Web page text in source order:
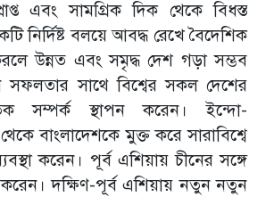
এবং সামগ্রিক দিক থেকে বিধস্ত
নির্দিষ্ট বলয়ে আবদ্ধ রেখে বৈদেশিক
উন্নত এবং সমৃদ্ধ দেশ গড়া সম্ভব
সফলতার সাথে বিশ্বের সকল দেশের
সম্পর্ক স্থাপন করেন। ইন্দো-
বাংলাদেশকে মুক্ত করে সারাবিশ্বে
করেন। পূর্ব এশিয়ায় চীনের সঙ্গে
করেন। দক্ষিণ-পূর্ব এশিয়ায় নতুন নতুন